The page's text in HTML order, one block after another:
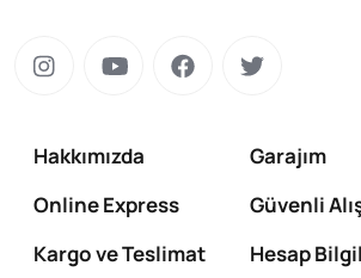
Hakkımızda
Garajım
Online Express
Güvenli
Kargo ve Teslimat
Hesap